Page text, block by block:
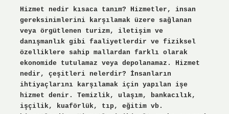
Hizmet nedir kısaca tanım? Hizmetler, insan
gereksinimlerini karşılamak üzere sağlanan
veya örgütlenen turizm, iletişim ve
danışmanlık gibi faaliyetlerdir ve fiziksel
özelliklere sahip mallardan farklı olarak
ekonomide tutulamaz veya depolanamaz. Hizmet
nedir, çeşitleri nelerdir? İnsanların
ihtiyaçlarını karşılamak için yapılan işe
hizmet denir. Temizlik, ulaşım, bankacılık,
işçilik, kuaförlük, tıp, eğitim vb.